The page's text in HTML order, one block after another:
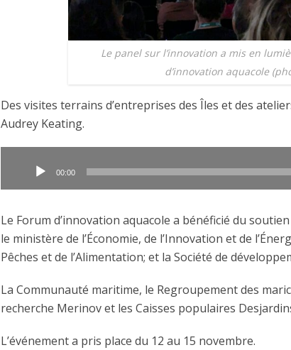
Le panel sur l’innovation a mis en
d’innovation aquacole
Des visites terrains d’entreprises des Îles et des
Audrey Keating.
00:00
Le Forum d’innovation aquacole a bénéficié du
le ministère de l’Économie, de l’Innovation et de
Pêches et de l’Alimentation; et la Société de
La Communauté maritime, le Regroupement des
recherche Merinov et les Caisses populaires
L’événement a pris place du 12 au 15 novembre.